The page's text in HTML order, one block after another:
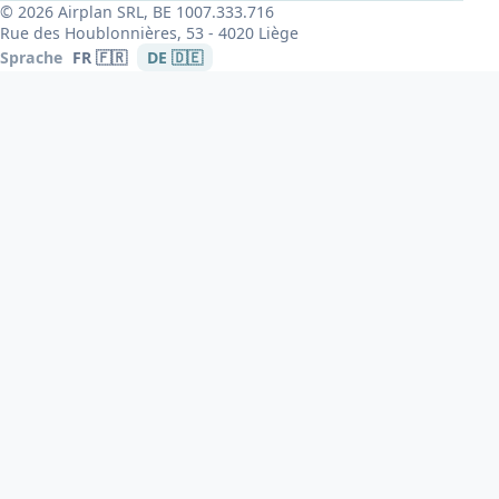
© 2026 Airplan SRL, BE 1007.333.716
Rue des Houblonnières, 53 - 4020 Liège
Sprache FR 🇫🇷 DE 🇩🇪